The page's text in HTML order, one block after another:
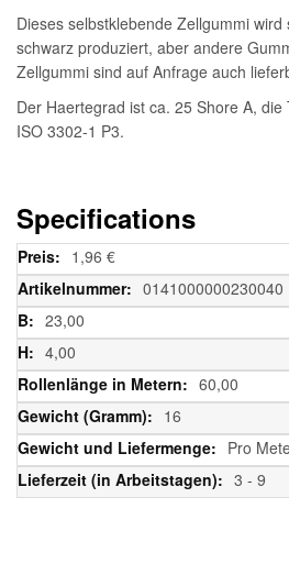
Dieses selbstklebende Zellgummi
schwarz produziert, aber andere
Zellgummi sind auf Anfrage auch
Der Haertegrad ist ca. 25 Shore A,
ISO 3302-1 P3.
Specifications
Weitere
Informationen
1,96 €
0141000000230040
23,00
4,00
60,00
16
Pro
3 - 9